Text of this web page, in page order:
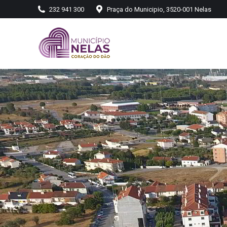
232 941 300 Praça do Municipio, 3520-001 Nelas